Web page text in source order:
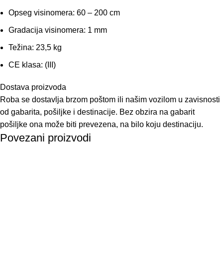
Opseg visinomera: 60 – 200 cm
Gradacija visinomera: 1 mm
Težina: 23,5 kg
CE klasa: (III)
Dostava proizvoda
Roba se dostavlja brzom poštom ili našim vozilom u zavisnosti
od gabarita, pošiljke i destinacije. Bez obzira na gabarit
pošiljke ona može biti prevezena, na bilo koju destinaciju.
Povezani proizvodi